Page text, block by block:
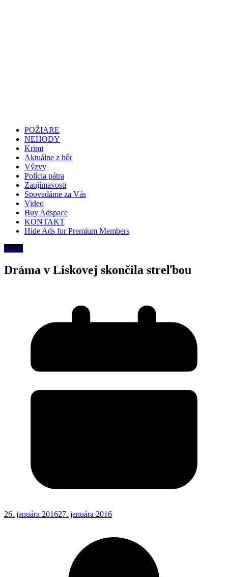
POŽIARE
NEHODY
Krimi
Aktuálne z hôr
Výzvy
Polícia pátra
Zaujímavosti
Spovedáme za Vás
Video
Buy Adspace
KONTAKT
Hide Ads for Premium Members
Krimi
Dráma v Liskovej skončila streľbou
26. januára 201627. januára 2016